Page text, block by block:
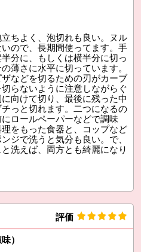
ちよく、泡切れも良い。ヌル
ので、長期間使ってます。手
分に、もしくは横半分に切っ
薄さに水平に切っています。
などを切るための刃がカーブ
らないように注意しながらぐ
向けて切り、最後に残った中
っと切れます。二つになるの
ロールペーパーなどで調味
をもった食器と、コップなど
ジで洗うと気分も良い。で、
洗えば、両方とも綺麗になり
評価
）